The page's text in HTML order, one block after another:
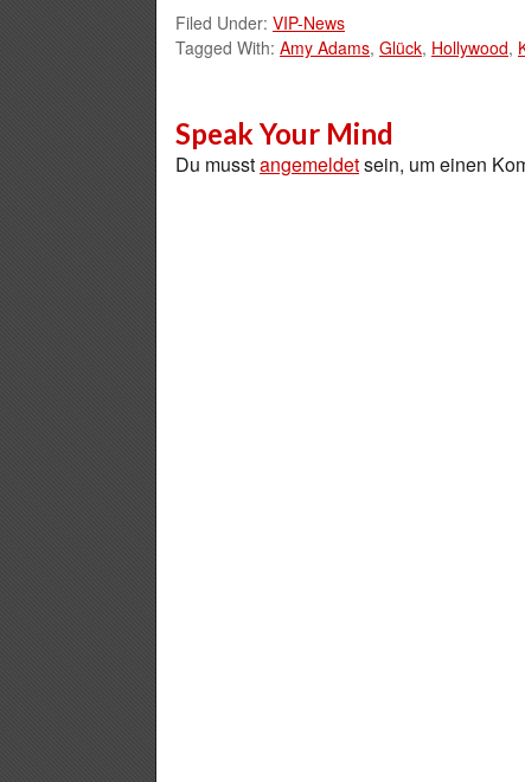
Filed Under: VIP-News
Tagged With: Amy Adams, Glück, Hollywood,
Speak Your Mind
Du musstangemeldetsein, um einen